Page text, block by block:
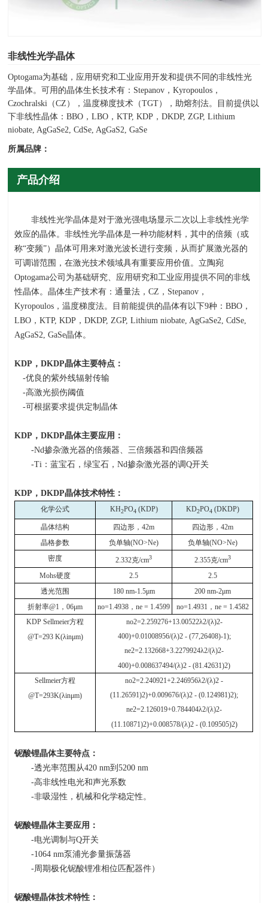
非线性光学晶体
Optogama为基础，应用研究和工业应用开发和提供不同的非线性光
学晶体。可用的晶体生长技术有：Stepanov，Kyropoulos，
Czochralski（CZ），温度梯度技术（TGT），助熔剂法。目前提供以
下非线性晶体：BBO，LBO，KTP, KDP，DKDP, ZGP, Lithium
niobate, AgGaSe2, CdSe, AgGaS2, GaSe
所属品牌：
产品介绍
非线性光学晶体是对于激光强电场显示二次以上非线性光学
效应的晶体。非线性光学晶体是一种功能材料，其中的倍频（或
称“变频”）晶体可用来对激光波长进行变频，从而扩展激光器的
可调谐范围，在激光技术领域具有重要应用价值。立陶宛
Optogama公司为基础研究、应用研究和工业应用提供不同的非线
性晶体。晶体生产技术有：通量法，CZ ， Stepanov ，
Kyropoulos ，温度梯度法。目前能提供的晶体有以下9种：BBO ，
LBO ，KTP, KDP ，DKDP, ZGP, Lithium niobate, AgGaSe2, CdSe,
AgGaS2, GaSe晶体。
KDP ，DKDP晶体主要特点：
-优良的紫外线辐射传输
-高激光损伤阈值
-可根据要求提供定制晶体
KDP ，DKDP晶体主要应用：
-Nd掺杂激光器的倍频器、三倍频器和四倍频器
-Ti：蓝宝石，绿宝石，Nd掺杂激光器的调Q开关
KDP ，DKDP晶体技术特性：
化学公式 KH2PO4 (KDP) KD2PO4 (DKDP)
晶体结构 四边形，42m 四边形， 42m
晶格参数
负单轴(NO>Ne) 负单轴(NO>Ne)
密度
2.332克/cm3 2.355克/cm3
Mohs硬度 2.5
2.5
透光范围
180 nm-1.5μm
200 nm-2μm
折射率@1 ，06μm no=1.4938 ，ne = 1.4599 no=1.4931 ， ne = 1.4582
KDP Sellmeier方程
@T=293 K(λinμm)
no2=2.259276+13.00522λ2/(λ)2-
400)+0.01008956/(λ)2 - (77,26408)-1);
ne2=2.132668+3.2279924λ2/(λ)2-
400)+0.008637494/(λ)2 - (81.42631)2)
Sellmeier方程
@T=293K(λinμm)
no2=2.240921+2.246956λ2/(λ)2 -
(11.26591)2)+0.009676/(λ)2 - (0.124981)2);
ne2=2.126019+0.784404λ2/(λ)2-
(11.10871)2)+0.008578/(λ)2 - (0.109505)2)
铌酸锂晶体主要特点：
-透光率范围从420 nm到5200 nm
-高非线性电光和声光系数
-非吸湿性，机械和化学稳定性。
铌酸锂晶体主要应用：
-电光调制与Q开关
-1064 nm泵浦光参量振荡器
-周期极化铌酸锂准相位匹配器件）
铌酸锂晶体技术特性：